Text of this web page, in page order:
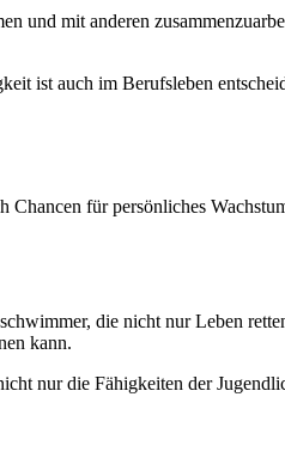
und mit anderen
ist auch im Berufsleben
Chancen für persönliches
die nicht nur Leben
kann.
nur die Fähigkeiten der